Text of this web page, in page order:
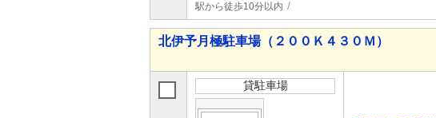
駅から徒歩10分以内
北伊予月極駐車場（２００Ｋ４３０Ｍ）
貸駐車場